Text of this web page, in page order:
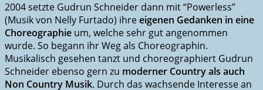
2004 setzte Gudrun Schneider dann mit “Powerless”
(Musik von Nelly Furtado) ihreeigenen Gedanken in eine
Choreographie um, welche sehr gut angenommen
wurde. So begann ihr Weg als Choreographin.
Musikalisch gesehen tanzt und choreographiert Gudrun
Schneider ebenso gern zu moderner Country als auch
Non Country Musik. Durch das wachsende Interesse an